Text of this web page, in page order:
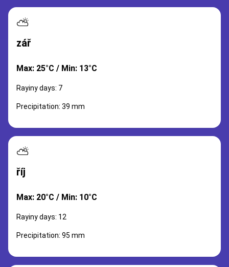
⛅
zář
Max: 25°C / Min: 13°C
Rayiny days: 7
Precipitation: 39 mm
⛅
říj
Max: 20°C / Min: 10°C
Rayiny days: 12
Precipitation: 95 mm